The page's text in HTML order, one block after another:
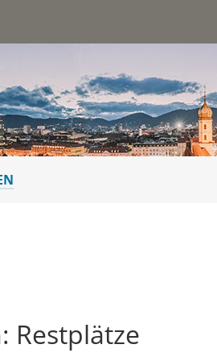
Restplätze